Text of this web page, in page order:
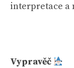
interpretace a
Vypravěč